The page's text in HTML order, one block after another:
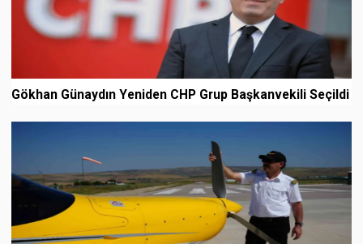
Gökhan Günaydın Yeniden CHP Grup Başkanvekili Seçildi